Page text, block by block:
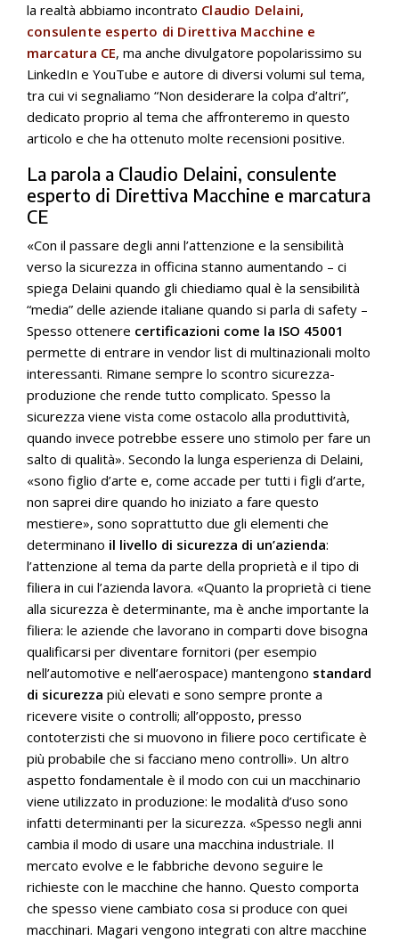
la realtà abbiamo incontrato Claudio Delaini,
consulente esperto di Direttiva Macchine e
marcatura CE, ma anche divulgatore popolarissimo su
LinkedIn e YouTube e autore di diversi volumi sul tema,
tra cui vi segnaliamo “Non desiderare la colpa d’altri”,
dedicato proprio al tema che affronteremo in questo
articolo e che ha ottenuto molte recensioni positive.
La parola a Claudio Delaini, consulente
esperto di Direttiva Macchine e marcatura
CE
«Con il passare degli anni l’attenzione e la sensibilità
verso la sicurezza in officina stanno aumentando – ci
spiega Delaini quando gli chiediamo qual è la sensibilità
“media” delle aziende italiane quando si parla di safety –
Spesso ottenere certificazioni come la ISO 45001
permette di entrare in vendor list di multinazionali molto
interessanti. Rimane sempre lo scontro sicurezza-
produzione che rende tutto complicato. Spesso la
sicurezza viene vista come ostacolo alla produttività,
quando invece potrebbe essere uno stimolo per fare un
salto di qualità». Secondo la lunga esperienza di Delaini,
«sono figlio d’arte e, come accade per tutti i figli d’arte,
non saprei dire quando ho iniziato a fare questo
mestiere», sono soprattutto due gli elementi che
determinano il livello di sicurezza di un’azienda:
l’attenzione al tema da parte della proprietà e il tipo di
filiera in cui l’azienda lavora. «Quanto la proprietà ci tiene
alla sicurezza è determinante, ma è anche importante la
filiera: le aziende che lavorano in comparti dove bisogna
qualificarsi per diventare fornitori (per esempio
nell’automotive e nell’aerospace) mantengono standard
di sicurezza più elevati e sono sempre pronte a
ricevere visite o controlli; all’opposto, presso
contoterzisti che si muovono in filiere poco certificate è
più probabile che si facciano meno controlli». Un altro
aspetto fondamentale è il modo con cui un macchinario
viene utilizzato in produzione: le modalità d’uso sono
infatti determinanti per la sicurezza. «Spesso negli anni
cambia il modo di usare una macchina industriale. Il
mercato evolve e le fabbriche devono seguire le
richieste con le macchine che hanno. Questo comporta
che spesso viene cambiato cosa si produce con quei
macchinari. Magari vengono integrati con altre macchine